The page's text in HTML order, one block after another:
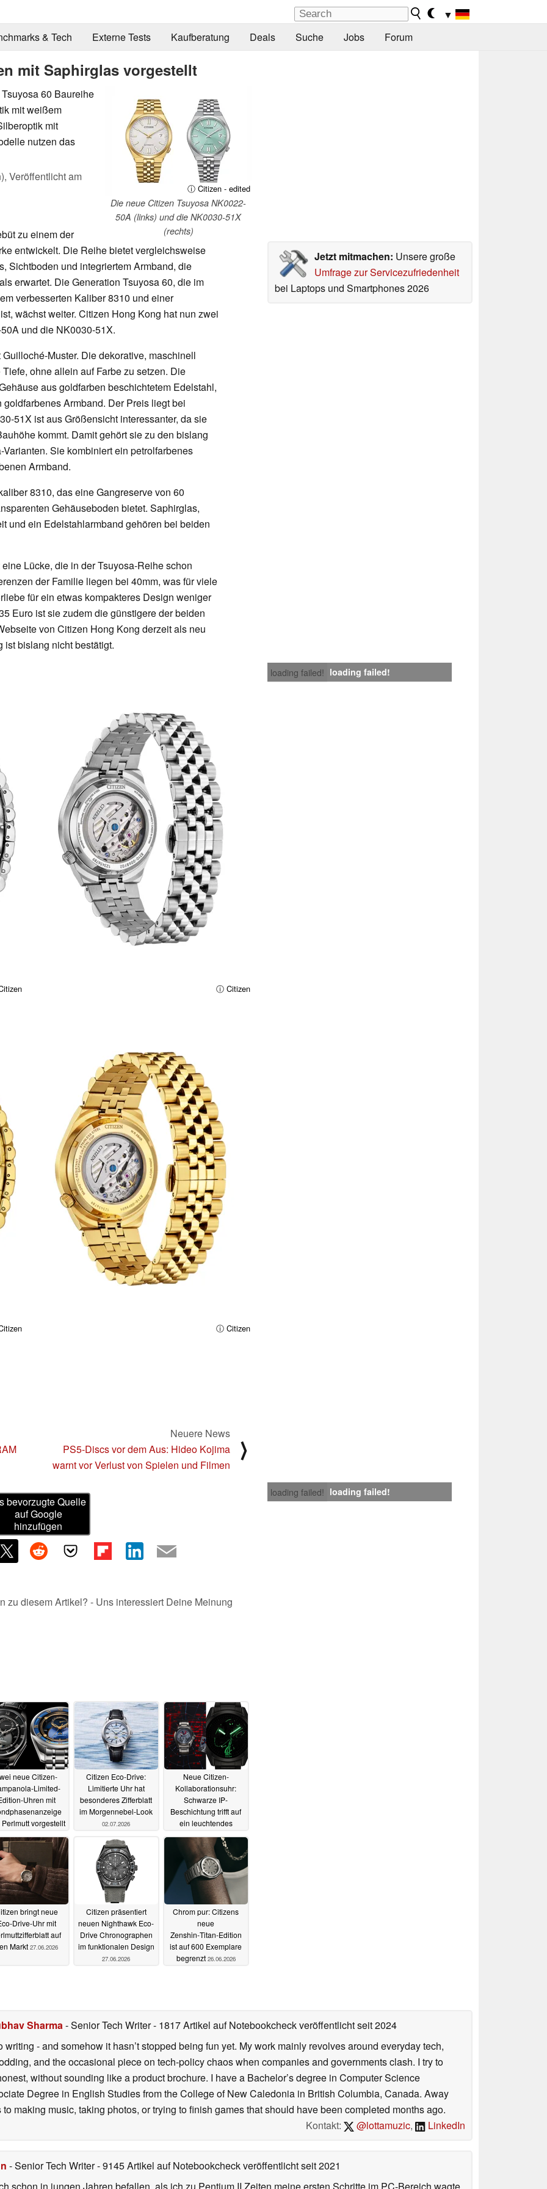
▼
& Tech
Externe Tests Kaufberatung Deals Suche Jobs Forum
mit Saphirglas vorgestellt
ⓘ Citizen - edited
Die neue Citizen Tsuyosa NK0022-
50A (links) und die NK0030-51X
(rechts)
60 Baureihe
mit weißem
mit
nutzen das
Veröffentlicht am
Jetzt mitmachen: Unsere große
Umfrage zur Servicezufriedenheit
bei Laptops und Smartphones 2026
zu einem der
entwickelt. Die Reihe bietet vergleichsweise
Sichtboden und integriertem Armband, die
erwartet. Die Generation Tsuyosa 60, die im
verbesserten Kaliber 8310 und einer
wächst weiter. Citizen Hong Kong hat nun zwei
und die NK0030-51X.
Muster. Die dekorative, maschinell
ohne allein auf Farbe zu setzen. Die
aus goldfarben beschichtetem Edelstahl,
Armband. Der Preis liegt bei
51X ist aus Größensicht interessanter, da sie
kommt. Damit gehört sie zu den bislang
Sie kombiniert ein petrolfarbenes
Armband.
8310, das eine Gangreserve von 60
Gehäuseboden bietet. Saphirglas,
und ein Edelstahlarmband gehören bei beiden
Lücke, die in der Tsuyosa-Reihe schon
der Familie liegen bei 40mm, was für viele
für ein etwas kompakteres Design weniger
Euro ist sie zudem die günstigere der beiden
von Citizen Hong Kong derzeit als neu
ist bislang nicht bestätigt.
loading failed! loading failed!
ⓘ Citizen
ⓘ Citizen
Neuere News
PS5-Discs vor dem Aus: Hideo Kojima
warnt vor Verlust von Spielen und Filmen
⟩
loading failed! loading failed!
bevorzugte Quelle
auf Google
hinzufügen
zu diesem Artikel? - Uns interessiert Deine Meinung
neue Citizen-
Limited-
Uhren mit
vorgestellt
04.07.2026
Citizen Eco-Drive:
Limitierte Uhr hat
besonderes Zifferblatt
im Morgennebel-Look
02.07.2026
Neue Citizen-
Kollaborationsuhr:
Schwarze IP-
Beschichtung trifft auf
ein leuchtendes
Zifferblatt01.07.2026
bringt neue
Drive-Uhr mit
auf
Markt 27.06.2026
Citizen präsentiert
neuen Nighthawk Eco-
Drive Chronographen
im funktionalen Design
27.06.2026
Chrom pur: Citizens
neue
Zenshin‑Titan‑Edition
ist auf 600 Exemplare
begrenzt 26.06.2026
Sharma- Senior Tech Writer- 1817 Artikel auf Notebookcheck veröffentlichtseit 2024
writing - and somehow it hasn’t stopped being fun yet. My work mainly revolves around everyday tech,
and the occasional piece on tech-policy chaos when companies and governments clash. I try to
without sounding like a product brochure. I have a Bachelor’s degree in Computer Science
Degree in English Studies from the College of New Caledonia in British Columbia, Canada. Away
making music, taking photos, or trying to finish games that should have been completed months ago.
Kontakt:
@lottamuzic, LinkedIn
- Senior Tech Writer- 9145 Artikel auf Notebookcheck veröffentlichtseit 2021